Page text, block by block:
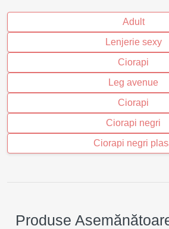
Adult
Lenjerie sexy
Ciorapi
Leg avenue
Ciorapi
Ciorapi negri
Ciorapi negri
Produse